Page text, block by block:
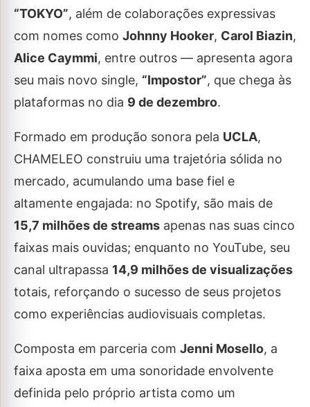
“TOKYO”, além de colaborações expressivas
com nomes como Johnny Hooker, Carol Biazin,
Alice Caymmi, entre outros — apresenta agora
seu mais novo single, “Impostor”, que chega às
plataformas no dia 9 de dezembro.
Formado em produção sonora pela UCLA,
CHAMELEO construiu uma trajetória sólida no
mercado, acumulando uma base fiel e
altamente engajada: no Spotify, são mais de
15,7 milhões de streams apenas nas suas cinco
faixas mais ouvidas; enquanto no YouTube, seu
canal ultrapassa 14,9 milhões de visualizações
totais, reforçando o sucesso de seus projetos
como experiências audiovisuais completas.
Composta em parceria com Jenni Mosello, a
faixa aposta em uma sonoridade envolvente
definida pelo próprio artista como um